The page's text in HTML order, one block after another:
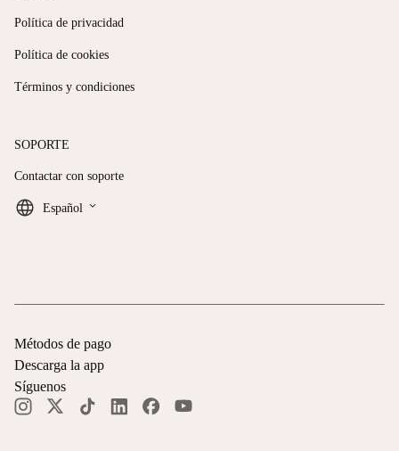
Política de privacidad
Política de cookies
Términos y condiciones
SOPORTE
Contactar con soporte
Español keyboard_arrow_down
Métodos de pago
Descarga la app
Síguenos